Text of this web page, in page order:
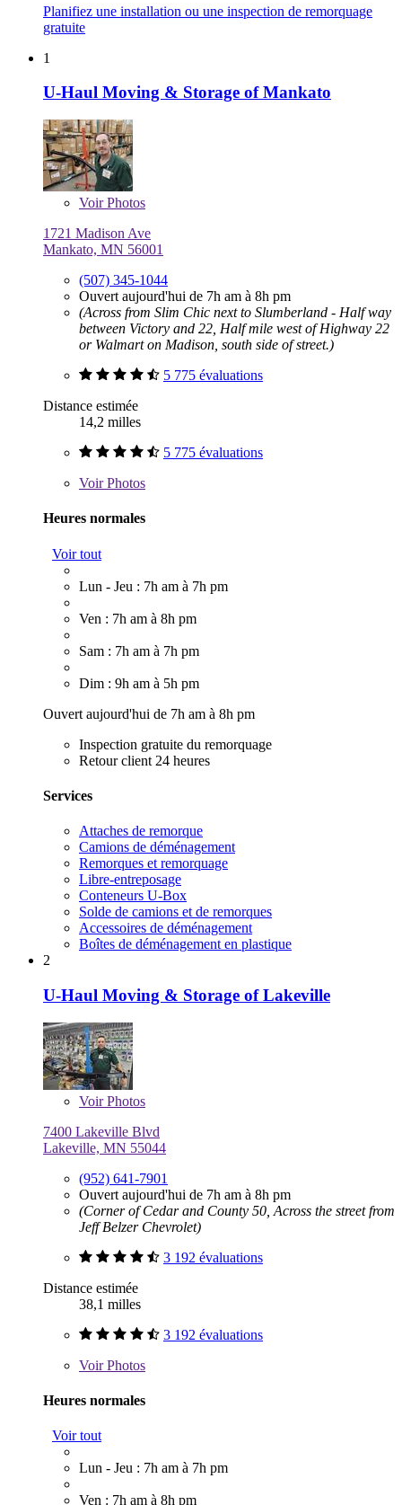
Planifiez une installation ou une inspection de remorquage
gratuite
1
U-Haul Moving & Storage of Mankato
VoirPhotos
1721 Madison Ave
Mankato, MN 56001
(507) 345-1044
Ouvert aujourd'hui de 7h am à 8h pm
(Across from Slim Chic next to Slumberland - Half way
between Victory and 22, Half mile west of Highway 22
or Walmart on Madison, south side of street.)
5 775 évaluations
Distance estimée
14,2 milles
5 775 évaluations
VoirPhotos
Heures normales
Voir tout
Lun - Jeu : 7h am à 7h pm
Ven : 7h am à 8h pm
Sam : 7h am à 7h pm
Dim : 9h am à 5h pm
Ouvert aujourd'hui de 7h am à 8h pm
Inspection gratuite du remorquage
Retour client 24 heures
Services
Attaches de remorque
Camions de déménagement
Remorques et remorquage
Libre-entreposage
Conteneurs U-Box
Solde de camions et de remorques
Accessoires de déménagement
Boîtes de déménagement en plastique
2
U-Haul Moving & Storage of Lakeville
VoirPhotos
7400 Lakeville Blvd
Lakeville, MN 55044
(952) 641-7901
Ouvert aujourd'hui de 7h am à 8h pm
(Corner of Cedar and County 50, Across the street from
Jeff Belzer Chevrolet)
3 192 évaluations
Distance estimée
38,1 milles
3 192 évaluations
VoirPhotos
Heures normales
Voir tout
Lun - Jeu : 7h am à 7h pm
Ven : 7h am à 8h pm